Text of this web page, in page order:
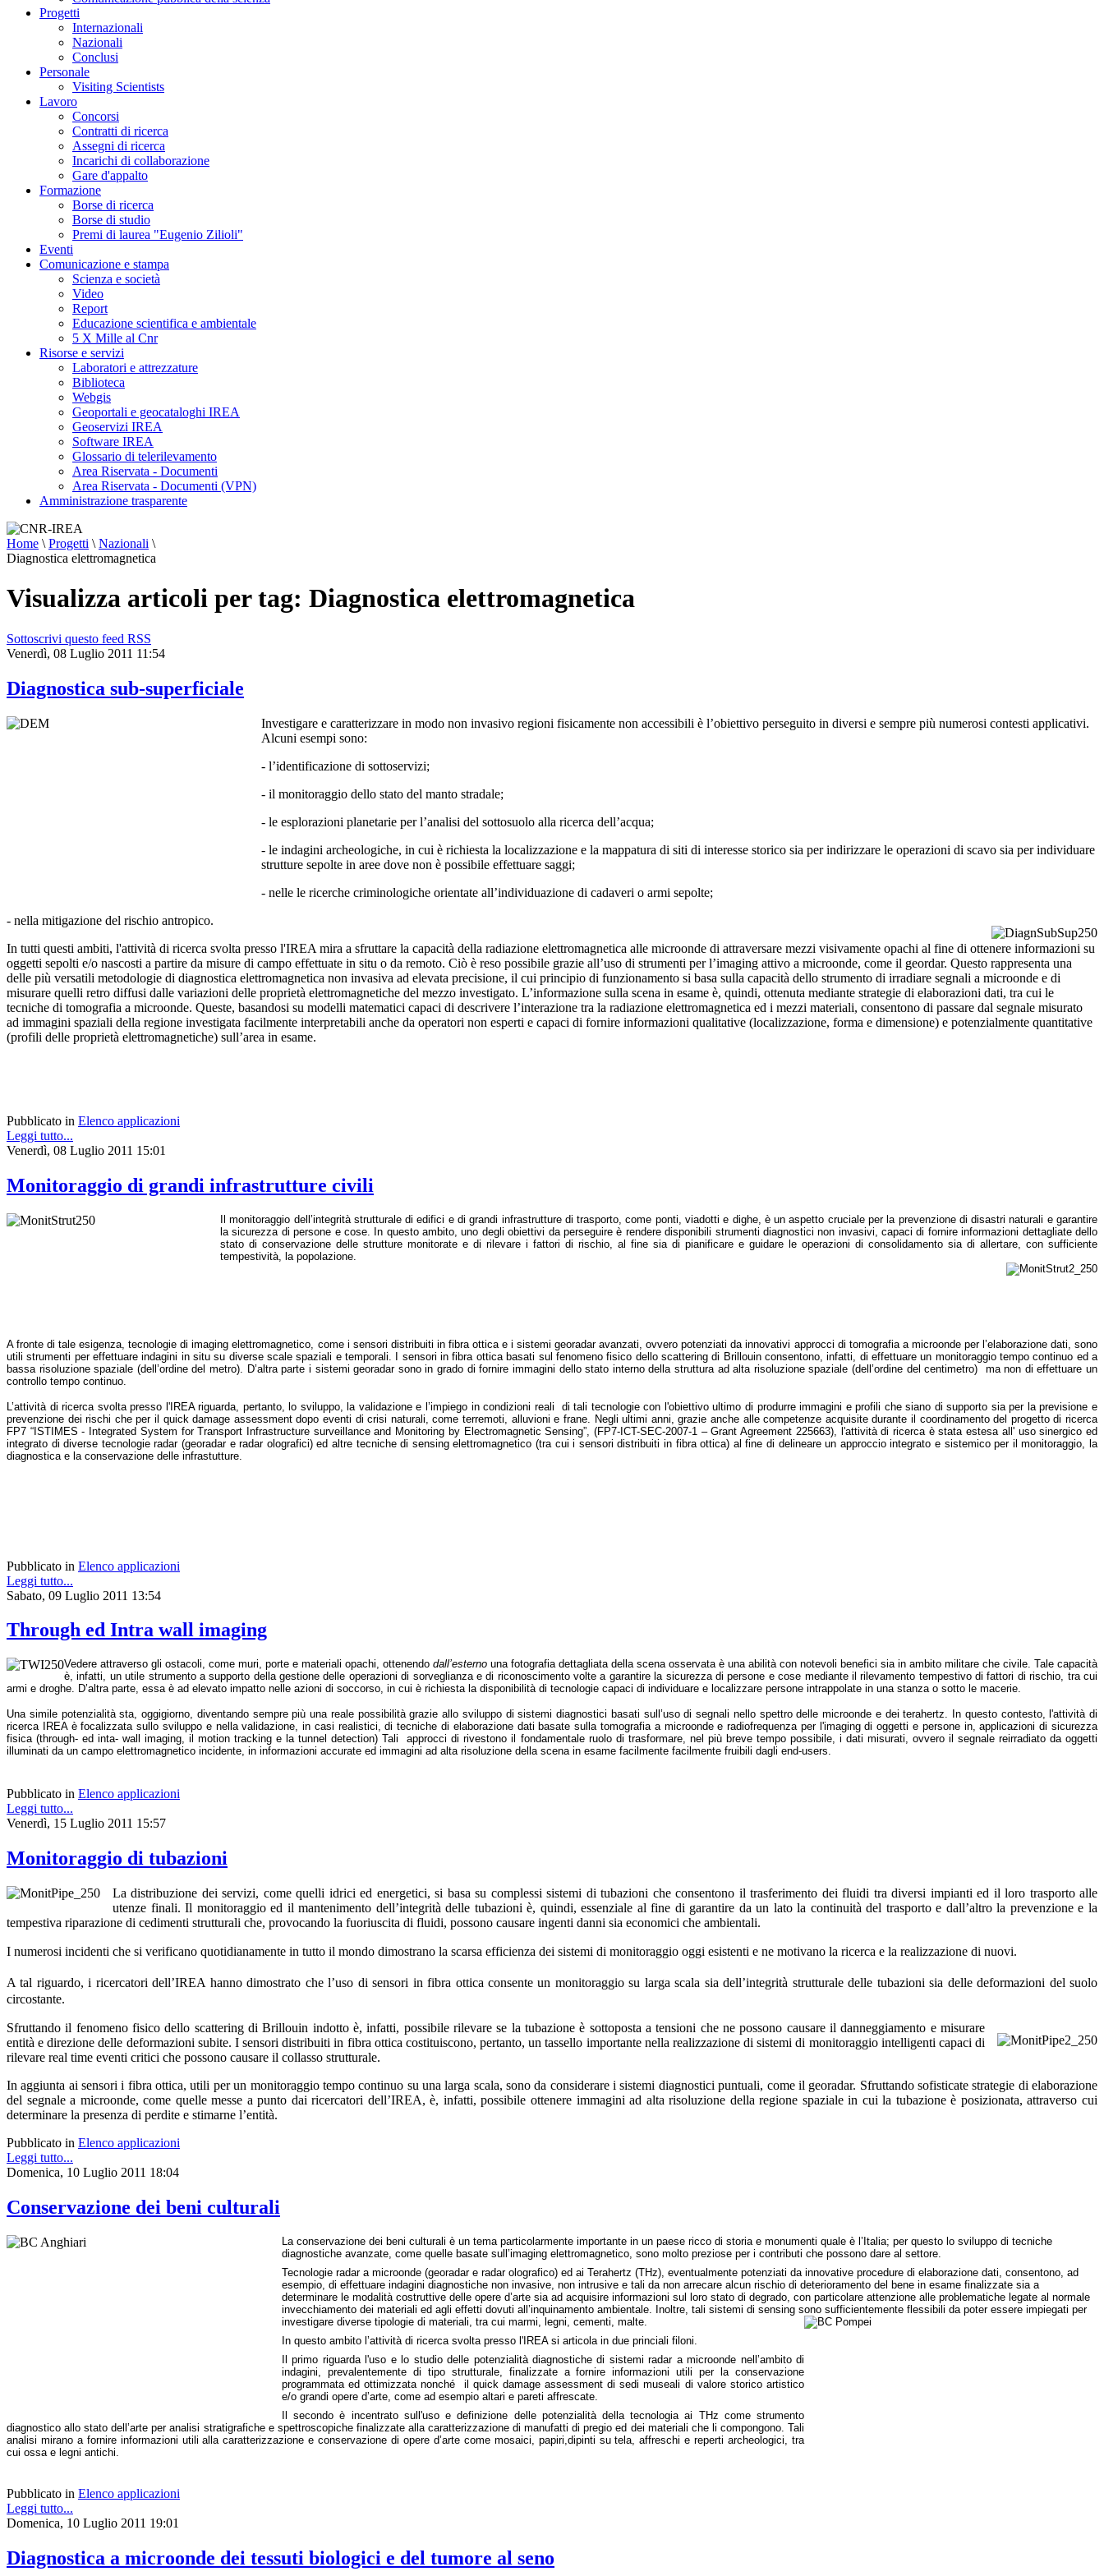
Progetti
Internazionali
Nazionali
Conclusi
Personale
Visiting Scientists
Lavoro
Concorsi
Contratti di ricerca
Assegni di ricerca
Incarichi di collaborazione
Gare d'appalto
Formazione
Borse di ricerca
Borse di studio
Premi di laurea "Eugenio Zilioli"
Eventi
Comunicazione e stampa
Scienza e società
Video
Report
Educazione scientifica e ambientale
5 X Mille al Cnr
Risorse e servizi
Laboratori e attrezzature
Biblioteca
Webgis
Geoportali e geocataloghi IREA
Geoservizi IREA
Software IREA
Glossario di telerilevamento
Area Riservata - Documenti
Area Riservata - Documenti (VPN)
Amministrazione trasparente
Home \ Progetti \ Nazionali \
Diagnostica elettromagnetica
Visualizza articoli per tag: Diagnostica elettromagnetica
Sottoscrivi questo feed RSS
Venerdì, 08 Luglio 2011 11:54
Diagnostica sub-superficiale
Investigare e caratterizzare in modo non invasivo regioni fisicamente non accessibili è l’obiettivo perseguito in diversi e sempre più numerosi contesti applicativi.
Alcuni esempi sono:
- l’identificazione di sottoservizi;
- il monitoraggio dello stato del manto stradale;
- le esplorazioni planetarie per l’analisi del sottosuolo alla ricerca dell’acqua;
- le indagini archeologiche, in cui è richiesta la localizzazione e la mappatura di siti di interesse storico sia per indirizzare le operazioni di scavo sia per individuare
strutture sepolte in aree dove non è possibile effettuare saggi;
- nelle le ricerche criminologiche orientate all’individuazione di cadaveri o armi sepolte;
- nella mitigazione del rischio antropico.
In tutti questi ambiti, l'attività di ricerca svolta presso l'IREA mira a sfruttare la capacità della radiazione elettromagnetica alle microonde di attraversare mezzi visivamente opachi al fine di ottenere informazioni su
oggetti sepolti e/o nascosti a partire da misure di campo effettuate in situ o da remoto. Ciò è reso possibile grazie all’uso di strumenti per l’imaging attivo a microonde, come il geordar. Questo rappresenta una
delle più versatili metodologie di diagnostica elettromagnetica non invasiva ad elevata precisione, il cui principio di funzionamento si basa sulla capacità dello strumento di irradiare segnali a microonde e di
misurare quelli retro diffusi dalle variazioni delle proprietà elettromagnetiche del mezzo investigato. L’informazione sulla scena in esame è, quindi, ottenuta mediante strategie di elaborazioni dati, tra cui le
tecniche di tomografia a microonde. Queste, basandosi su modelli matematici capaci di descrivere l’interazione tra la radiazione elettromagnetica ed i mezzi materiali, consentono di passare dal segnale misurato
ad immagini spaziali della regione investigata facilmente interpretabili anche da operatori non esperti e capaci di fornire informazioni qualitative (localizzazione, forma e dimensione) e potenzialmente quantitative
(profili delle proprietà elettromagnetiche) sull’area in esame.
Pubblicato in Elenco applicazioni
Leggi tutto...
Venerdì, 08 Luglio 2011 15:01
Monitoraggio di grandi infrastrutture civili
Il monitoraggio dell’integrità strutturale di edifici e di grandi infrastrutture di trasporto, come ponti, viadotti e dighe, è un aspetto cruciale per la prevenzione di disastri naturali e garantire
la sicurezza di persone e cose. In questo ambito, uno degli obiettivi da perseguire è rendere disponibili strumenti diagnostici non invasivi, capaci di fornire informazioni dettagliate dello
stato di conservazione delle strutture monitorate e di rilevare i fattori di rischio, al fine sia di pianificare e guidare le operazioni di consolidamento sia di allertare, con sufficiente
tempestività, la popolazione.
A fronte di tale esigenza, tecnologie di imaging elettromagnetico, come i sensori distribuiti in fibra ottica e i sistemi georadar avanzati, ovvero potenziati da innovativi approcci di tomografia a microonde per l’elaborazione dati, sono
utili strumenti per effettuare indagini in situ su diverse scale spaziali e temporali. I sensori in fibra ottica basati sul fenomeno fisico dello scattering di Brillouin consentono, infatti, di effettuare un monitoraggio tempo continuo ed a
bassa risoluzione spaziale (dell’ordine del metro). D’altra parte i sistemi georadar sono in grado di fornire immagini dello stato interno della struttura ad alta risoluzione spaziale (dell’ordine del centimetro) ma non di effettuare un
controllo tempo continuo.
L’attività di ricerca svolta presso l'IREA riguarda, pertanto, lo sviluppo, la validazione e l’impiego in condizioni reali
di tali tecnologie con l'obiettivo ultimo di produrre immagini e profili che siano di supporto sia per la previsione e
prevenzione dei rischi che per il quick damage assessment dopo eventi di crisi naturali, come terremoti, alluvioni e frane. Negli ultimi anni, grazie anche alle competenze acquisite durante il coordinamento del progetto di ricerca
FP7 “ISTIMES - Integrated System for Transport Infrastructure surveillance and Monitoring by Electromagnetic Sensing”, (FP7-ICT-SEC-2007-1 – Grant Agreement 225663), l'attività di ricerca è stata estesa all' uso sinergico ed
integrato di diverse tecnologie radar (georadar e radar olografici) ed altre tecniche di sensing elettromagnetico (tra cui i sensori distribuiti in fibra ottica) al fine di delineare un approccio integrato e sistemico per il monitoraggio, la
diagnostica e la conservazione delle infrastutture.
Pubblicato in Elenco applicazioni
Leggi tutto...
Sabato, 09 Luglio 2011 13:54
Through ed Intra wall imaging
Vedere attraverso gli ostacoli, come muri, porte e materiali opachi, ottenendo dall’esterno una fotografia dettagliata della scena osservata è una abilità con notevoli benefici sia in ambito militare che civile. Tale capacità
è, infatti, un utile strumento a supporto della gestione delle operazioni di sorveglianza e di riconoscimento volte a garantire la sicurezza di persone e cose mediante il rilevamento tempestivo di fattori di rischio, tra cui
armi e droghe. D’altra parte, essa è ad elevato impatto nelle azioni di soccorso, in cui è richiesta la disponibilità di tecnologie capaci di individuare e localizzare persone intrappolate in una stanza o sotto le macerie.
Una simile potenzialità sta, oggigiorno, diventando sempre più una reale possibilità grazie allo sviluppo di sistemi diagnostici basati sull’uso di segnali nello spettro delle microonde e dei terahertz. In questo contesto, l'attività di
ricerca IREA è focalizzata sullo sviluppo e nella validazione, in casi realistici, di tecniche di elaborazione dati basate sulla tomografia a microonde e radiofrequenza per l'imaging di oggetti e persone in, applicazioni di sicurezza
fisica (through- ed inta- wall imaging, il motion tracking e la tunnel detection) Tali approcci di rivestono il fondamentale ruolo di trasformare, nel più breve tempo possibile, i dati misurati, ovvero il segnale reirradiato da oggetti
illuminati da un campo elettromagnetico incidente, in informazioni accurate ed immagini ad alta risoluzione della scena in esame facilmente facilmente fruibili dagli end-users.
Pubblicato in Elenco applicazioni
Leggi tutto...
Venerdì, 15 Luglio 2011 15:57
Monitoraggio di tubazioni
La distribuzione dei servizi, come quelli idrici ed energetici, si basa su complessi sistemi di tubazioni che consentono il trasferimento dei fluidi tra diversi impianti ed il loro trasporto alle
utenze finali. Il monitoraggio ed il mantenimento dell’integrità delle tubazioni è, quindi, essenziale al fine di garantire da un lato la continuità del trasporto e dall’altro la prevenzione e la
tempestiva riparazione di cedimenti strutturali che, provocando la fuoriuscita di fluidi, possono causare ingenti danni sia economici che ambientali.
I numerosi incidenti che si verificano quotidianamente in tutto il mondo dimostrano la scarsa efficienza dei sistemi di monitoraggio oggi esistenti e ne motivano la ricerca e la realizzazione di nuovi.
A tal riguardo, i ricercatori dell’IREA hanno dimostrato che l’uso di sensori in fibra ottica consente un monitoraggio su larga scala sia dell’integrità strutturale delle tubazioni sia delle deformazioni del suolo
circostante.
Sfruttando il fenomeno fisico dello scattering di Brillouin indotto è, infatti, possibile rilevare se la tubazione è sottoposta a tensioni che ne possono causare il danneggiamento e misurare
entità e direzione delle deformazioni subite. I sensori distribuiti in fibra ottica costituiscono, pertanto, un tassello importante nella realizzazione di sistemi di monitoraggio intelligenti capaci di
rilevare real time eventi critici che possono causare il collasso strutturale.
In aggiunta ai sensori i fibra ottica, utili per un monitoraggio tempo continuo su una larga scala, sono da considerare i sistemi diagnostici puntuali, come il georadar. Sfruttando sofisticate strategie di elaborazione
del segnale a microonde, come quelle messe a punto dai ricercatori dell’IREA, è, infatti, possibile ottenere immagini ad alta risoluzione della regione spaziale in cui la tubazione è posizionata, attraverso cui
determinare la presenza di perdite e stimarne l’entità.
Pubblicato in Elenco applicazioni
Leggi tutto...
Domenica, 10 Luglio 2011 18:04
Conservazione dei beni culturali
La conservazione dei beni culturali è un tema particolarmente importante in un paese ricco di storia e monumenti quale è l’Italia; per questo lo sviluppo di tecniche
diagnostiche avanzate, come quelle basate sull’imaging elettromagnetico, sono molto preziose per i contributi che possono dare al settore.
Tecnologie radar a microonde (georadar e radar olografico) ed ai Terahertz (THz), eventualmente potenziati da innovative procedure di elaborazione dati, consentono, ad
esempio, di effettuare indagini diagnostiche non invasive, non intrusive e tali da non arrecare alcun rischio di deterioramento del bene in esame finalizzate sia a
determinare le modalità costruttive delle opere d’arte sia ad acquisire informazioni sul loro stato di degrado, con particolare attenzione alle problematiche legate al normale
invecchiamento dei materiali ed agli effetti dovuti all’inquinamento ambiental e. Inoltre, tali sistemi di sensing sono sufficientemente flessibili da poter essere impiegati per
investigare diverse tipologie di materiali, tra cui marmi, legni, cementi, malte.
In questo ambito l’attività di ricerca svolta presso l'IREA si articola in due princiali filoni.
Il primo riguarda l'uso e lo studio delle potenzialità diagnostiche di sistemi radar a microonde nell’ambito di
indagini, prevalentemente di tipo strutturale, finalizzate a fornire informazioni utili per la conservazione
programmata ed ottimizzata nonché il quick damage assessment di sedi museali di valore storico artistico
e/o grandi opere d’arte, come ad esempio altari e pareti affrescate.
Il secondo è incentrato sull'uso e definizione delle potenzialità della tecnologia ai THz come strumento
diagnostico allo stato dell’arte per analisi stratigrafiche e spettroscopiche finalizzate alla caratterizzazione di manufatti di pregio ed dei materiali che li compongono. Tali
analisi mirano a fornire informazioni utili alla caratterizzazione e conservazione di opere d’arte come mosaici, papiri,dipinti su tela, affreschi e reperti archeologici, tra
cui ossa e legni antichi.
Pubblicato in Elenco applicazioni
Leggi tutto...
Domenica, 10 Luglio 2011 19:01
Diagnostica a microonde dei tessuti biologici e del tumore al seno